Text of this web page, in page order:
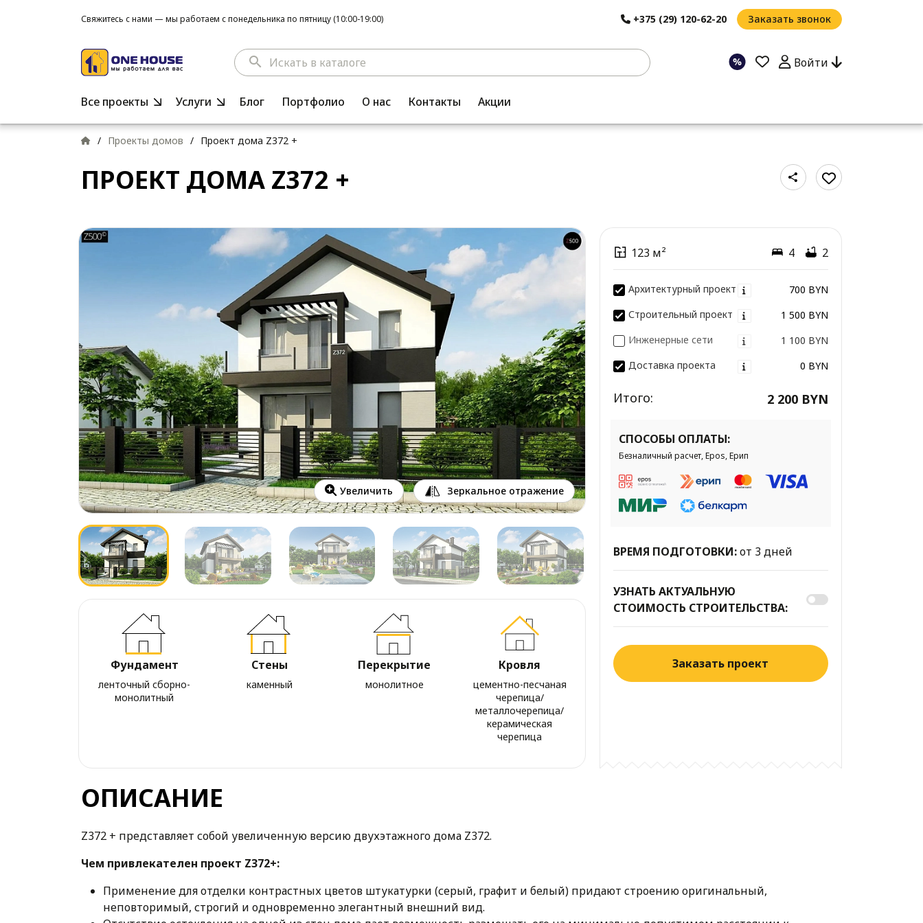
Свяжитесь с нами — мы работаем с понедельника по пятницу (10:00-19:00) +375 (29) 120-62-20 Заказать звонок
search Войти
Все проекты Услуги Блог Портфолио О нас Контакты Акции
/ Проекты домов / Проект дома Z372 +
ПРОЕКТ ДОМА Z372 +
Увеличить Зеркальное отражение
Фундамент
ленточный сборно-
монолитный
Стены
каменный
Перекрытие
монолитное
Кровля
цементно-песчаная
черепица/
металлочерепица/
керамическая
черепица
123 м² 4 2
Архитектурный проект
700 BYN
Строительный проект
1 500 BYN
Инженерные сети
1 100 BYN
Доставка проекта
0 BYN
Итого: 2 200 BYN
СПОСОБЫ ОПЛАТЫ:
Безналичный расчет, Epos, Ерип
ВРЕМЯ ПОДГОТОВКИ:от 3 дней
УЗНАТЬ АКТУАЛЬНУЮ
СТОИМОСТЬ СТРОИТЕЛЬСТВА:
Заказать проект
ОПИСАНИЕ
Z372 + представляет собой увеличенную версию двухэтажного дома Z372.
Чем привлекателен проект Z372+:
Применение для отделки контрастных цветов штукатурки (серый, графит и белый) придают строению оригинальный,
неповторимый, строгий и одновременно элегантный внешний вид.